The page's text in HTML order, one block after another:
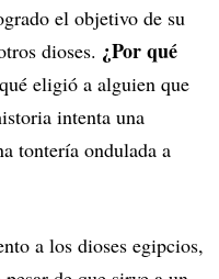
el objetivo de su
dioses. ¿Por qué
eligió a alguien que
intenta una
tontería ondulada a
a los dioses egipcios,